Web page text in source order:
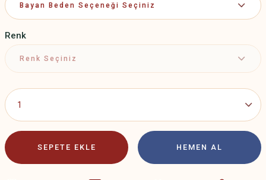
Renk
SEPETE EKLE HEMEN AL